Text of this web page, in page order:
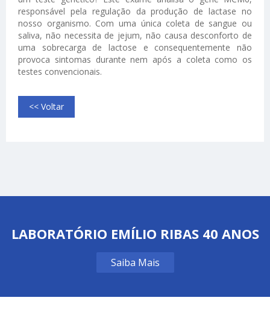
responsável pela regulação da produção de lactase no
nosso organismo. Com uma única coleta de sangue ou
saliva, não necessita de jejum, não causa desconforto de
uma sobrecarga de lactose e consequentemente não
provoca sintomas durante nem após a coleta como os
testes convencionais.
<< Voltar
LABORATÓRIO EMÍLIO RIBAS 40 ANOS
Saiba Mais